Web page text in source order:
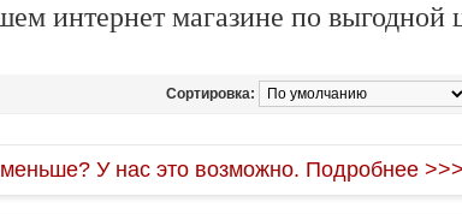
интернет магазине по выгодной
Сортировка:
У нас это возможно. Подробнее >>>